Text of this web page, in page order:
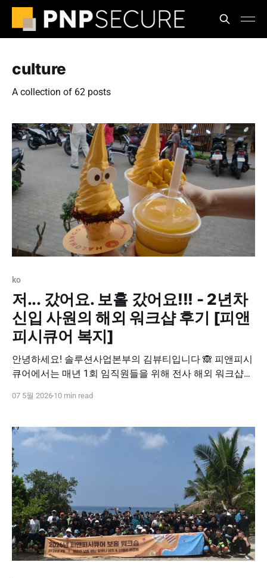
culture
A collection of 62 posts
ko
저... 갔어요. 보홀 갔어요!!! - 2년차
신입 사원의 해외 워크샵 후기 [피앤
피시큐어 복지]
안녕하세요! 솔루션사업본부의 김뷰티입니다 🙈 피앤피시
큐어에서는 매년 1회 임직원들을 위해 전사 해외 워크샵
보홀 ” 에 가게 되었는데요. 피앤피시큐어에 온 뒤 두 번째
여행을 살면서 한 번 밖에 안 가봐서, 해외 워크샵 복지에
너무나 감사하고 있답니다. 그럼 보홀 워크샵 후기! 생생
하게
07 5월 2026 10 min read